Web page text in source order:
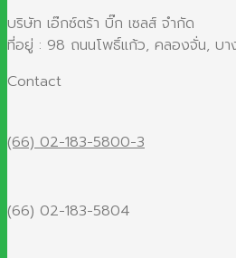
บริษัท เอ๊กซ์ตร้า บิ๊ก เซลส์ จำกัด
ที่อยู่ : 98 ถนนโพธิ์แก้ว, คลองจั่น, บา
Contact
(66) 02-183-5800-3
(66) 02-183-5804